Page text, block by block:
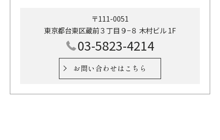
〒111-0051
東京都台東区蔵前３丁目９−８ 木村ビル 1F
03-5823-4214
お問い合わせはこちら